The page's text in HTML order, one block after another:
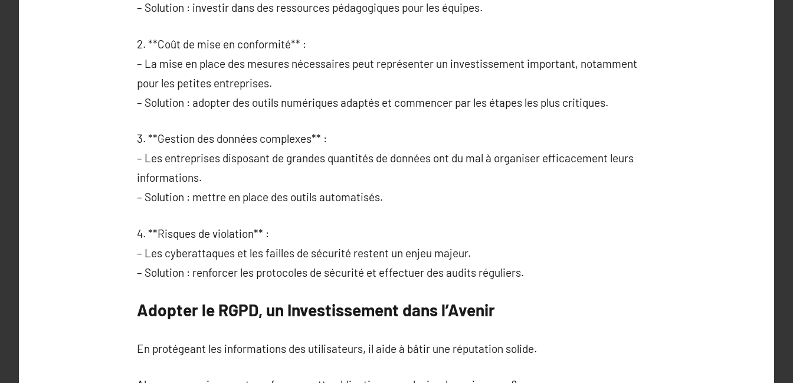
– Solution : investir dans des ressources pédagogiques pour les équipes.
2. **Coût de mise en conformité** :
– La mise en place des mesures nécessaires peut représenter un investissement important, notamment
pour les petites entreprises.
– Solution : adopter des outils numériques adaptés et commencer par les étapes les plus critiques.
3. **Gestion des données complexes** :
– Les entreprises disposant de grandes quantités de données ont du mal à organiser efficacement leurs
informations.
– Solution : mettre en place des outils automatisés.
4. **Risques de violation** :
– Les cyberattaques et les failles de sécurité restent un enjeu majeur.
– Solution : renforcer les protocoles de sécurité et effectuer des audits réguliers.
Adopter le RGPD, un Investissement dans l’Avenir
En protégeant les informations des utilisateurs, il aide à bâtir une réputation solide.